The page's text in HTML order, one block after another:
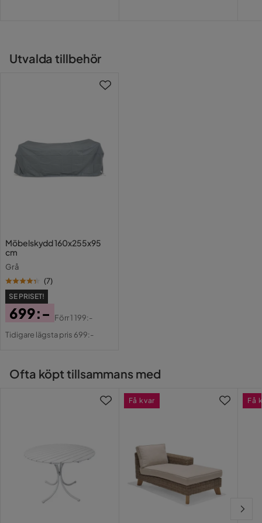
Utvalda tillbehör
Möbelskydd 160x255x95
cm
Grå
(7)
SE PRISET!
Pris
699:-
Original
Förr1 199:-
Tidigare lägsta pris 699:-
Ofta köpt tillsammans med
Få kvar Få